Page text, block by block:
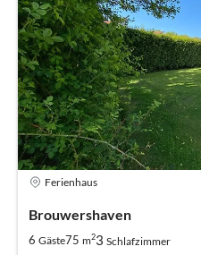
Ferienhaus
Brouwershaven
6 Gäste75 m23 Schlafzimmer